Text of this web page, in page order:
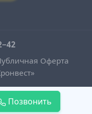
Оферта
Позвонить